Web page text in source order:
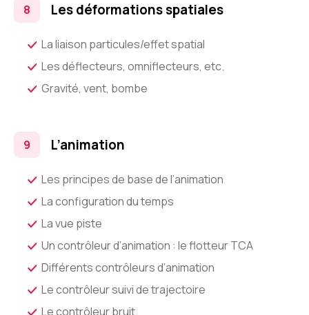
Les déformations spatiales
La liaison particules/effet spatial
Les déflecteurs, omniflecteurs, etc.
Gravité, vent, bombe
L’animation
Les principes de base de l’animation
La configuration du temps
La vue piste
Un contrôleur d’animation : le flotteur TCA
Différents contrôleurs d’animation
Le contrôleur suivi de trajectoire
Le contrôleur bruit